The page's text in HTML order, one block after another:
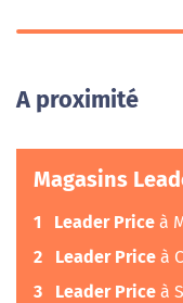
A proximité
Magasins
1 Leader Price à
2 Leader Price à
3 Leader Price à